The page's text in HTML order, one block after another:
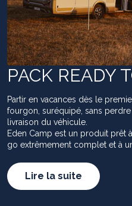
PACK READY
Partir en vacances dès le
fourgon, suréquipé, sans
livraison du véhicule.
Eden Camp est un produit prêt
go extrêmement complet et à
Lire la suite